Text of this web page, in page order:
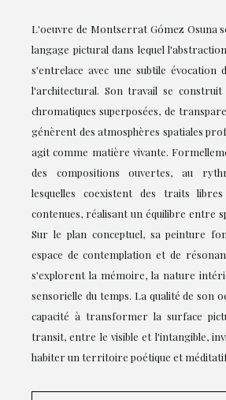
L'oeuvre de Montserrat Gómez Osuna
langage pictural dans lequel
s'entrelace avec une subtile évocation
l'architectural. Son travail se
chromatiques superposées, de
génèrent des atmosphères spatiales
agit comme matière vivante.
des compositions ouvertes, au
lesquelles coexistent des traits
contenues, réalisant un équilibre entre
Sur le plan conceptuel, sa peinture
espace de contemplation et de
s'explorent la mémoire, la nature
sensorielle du temps. La qualité de son
capacité à transformer la surface
transit, entre le visible et l'intangible,
habiter un territoire poétique et